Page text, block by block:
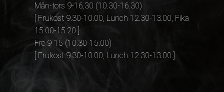
Mån-tors 9-16,30 (10.30-16.30)
[ Frukost 9.30-10.00, Lunch 12.30-13.00, Fika
15.00-15.20 ]
Fre 9-15 (10.30-15.00)
[ Frukost 9.30-10.00, Lunch 12.30-13.00 ]